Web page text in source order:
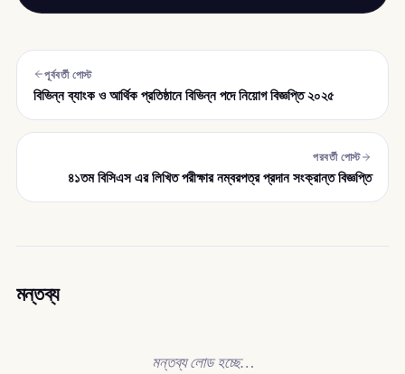
পূর্ববর্তী পোস্ট
বিভিন্ন ব্যাংক ও আর্থিক প্রতিষ্ঠানে বিভিন্ন পদে নিয়োগ বিজ্ঞপ্তি ২০২৫
পরবর্তী পোস্ট
৪১তম বিসিএস এর লিখিত পরীক্ষার নম্বরপত্র প্রদান সংক্রান্ত বিজ্ঞপ্তি
মন্তব্য
মন্তব্য লোড হচ্ছে…